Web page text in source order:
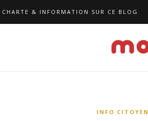
CHARTE & INFORMATION SUR CE BLOG
INFO CITOYEN